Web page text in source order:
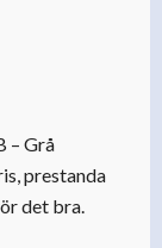
– Grå
prestanda
det bra.